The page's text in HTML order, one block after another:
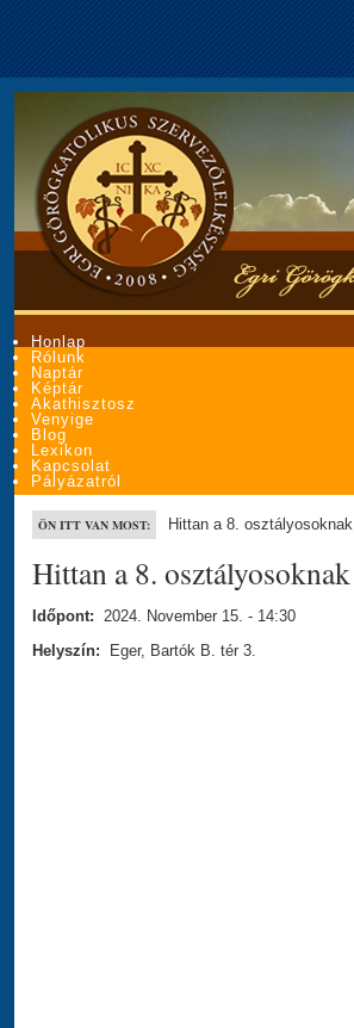
Honlap
Rólunk
Naptár
Képtár
Akathisztosz
Venyige
Blog
Lexikon
Kapcsolat
Pályázatról
ÖN ITT VAN MOST: Hittan a 8. osztályosoknak
Hittan a 8. osztályosoknak
Időpont: 2024. November 15. - 14:30
Helyszín:
Eger, Bartók B. tér 3.